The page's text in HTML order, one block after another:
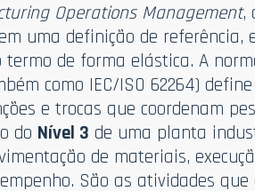
Operations Management,
uma definição de referência,
termo de forma elástica. A
como IEC/ISO 62264)
e trocas que coordenam
do Nível 3 de uma planta
de materiais,
São as atividades